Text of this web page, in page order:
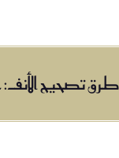
طرق تصحيح الأنف: